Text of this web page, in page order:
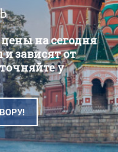
на сегодня
зависят от
у